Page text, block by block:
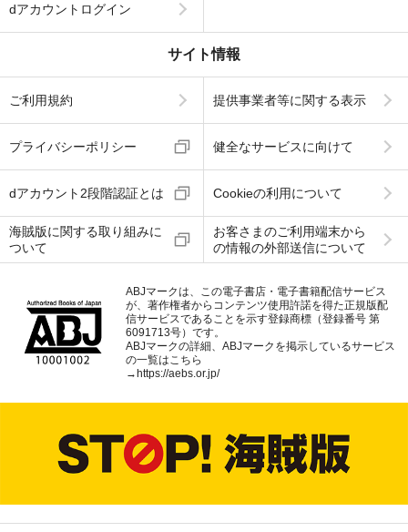
dアカウントログイン
サイト情報
ご利用規約 提供事業者等に関する表示
プライバシーポリシー 健全なサービスに向けて
dアカウント2段階認証とは Cookieの利用について
海賊版に関する取り組みに
ついて
お客さまのご利用端末から
の情報の外部送信について
ABJマークは、この電子書店・電子書籍配信サービス
が、著作権者からコンテンツ使用許諾を得た正規版配
信サービスであることを示す登録商標（登録番号 第
6091713号）です。
ABJマークの詳細、ABJマークを掲示しているサービス
の一覧はこちら
→https://aebs.or.jp/